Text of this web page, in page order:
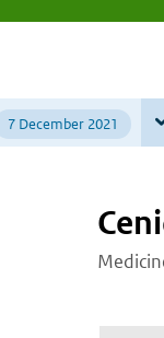
7 December 2021